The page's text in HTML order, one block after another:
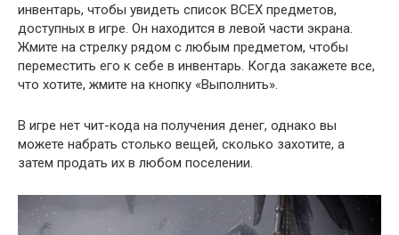
инвентарь, чтобы увидеть список ВСЕХ предметов,
доступных в игре. Он находится в левой части экрана.
Жмите на стрелку рядом с любым предметом, чтобы
переместить его к себе в инвентарь. Когда закажете все,
что хотите, жмите на кнопку «Выполнить».
В игре нет чит-кода на получения денег, однако вы
можете набрать столько вещей, сколько захотите, а
затем продать их в любом поселении.